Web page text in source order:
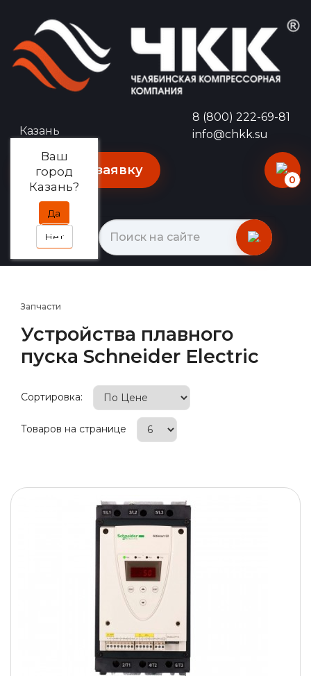
Казань
Ваш
город
Казань?
Да
Нет
8 (800) 222-69-81
info@chkk.su
Оставить заявку
0
Запчасти
Устройства плавного
пуска Schneider Electric
Сортировка:
Товаров на странице